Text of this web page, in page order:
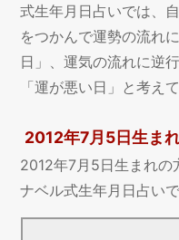
式生年月日占いでは、
をつかんで運勢の流れ
日」、運気の流れに逆
「運が悪い日」と考え
2012年7月5日生ま
2012年7月5日生まれの
ナベル式生年月日占い